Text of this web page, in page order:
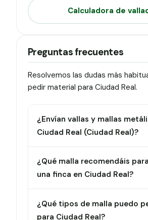
Calculadora de
Preguntas frecuentes
Resolvemos las dudas más
pedir material para Ciudad Real.
¿Envían vallas y mallas
Ciudad Real (Ciudad Real)?
¿Qué malla recomendáis
una finca en Ciudad Real?
¿Qué tipos de malla puedo
para Ciudad Real?